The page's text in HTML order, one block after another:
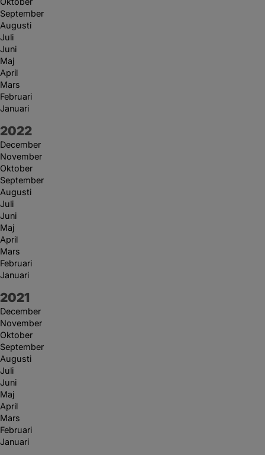
September
Augusti
Juli
Juni
Maj
April
Mars
Februari
Januari
År:
2022
December
November
Oktober
September
Augusti
Juli
Juni
Maj
April
Mars
Februari
Januari
År:
2021
December
November
Oktober
September
Augusti
Juli
Juni
Maj
April
Mars
Februari
Januari